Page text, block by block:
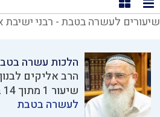
תצוגת רשימה
תצוגת קוביות
שיעורים לעשרה בטבת - רבני ישיבת
הלכות עשרה
הרב אליקים לבנון
שיעור 1 מתוך 14 בסדרת
לעשרה בטבת